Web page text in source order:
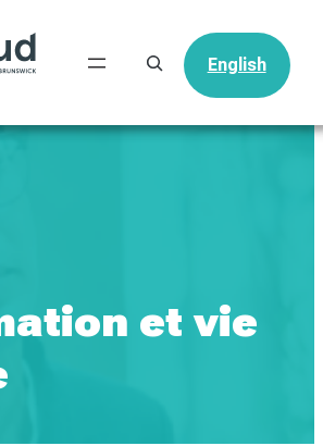
Recherche
English
Recherche
English
et vie